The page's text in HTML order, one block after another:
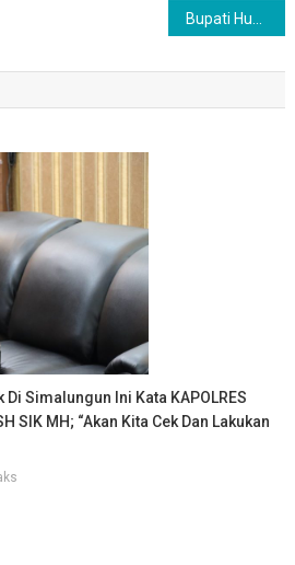
Simalungun Ini Kata KAPOLRES
SIK MH; “Akan Kita Cek Dan Lakukan